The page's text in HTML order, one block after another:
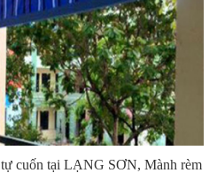
cuốn tại LẠNG SƠN, Mành rèm